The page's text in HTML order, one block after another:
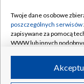
Rada Programowa
System NOS
Informacje o
Program dla prasy
Twoje dane osobowe
poszczególnych serwisów
zapisywane za pomocą
WWW lub innych
ruchu w Internecie.